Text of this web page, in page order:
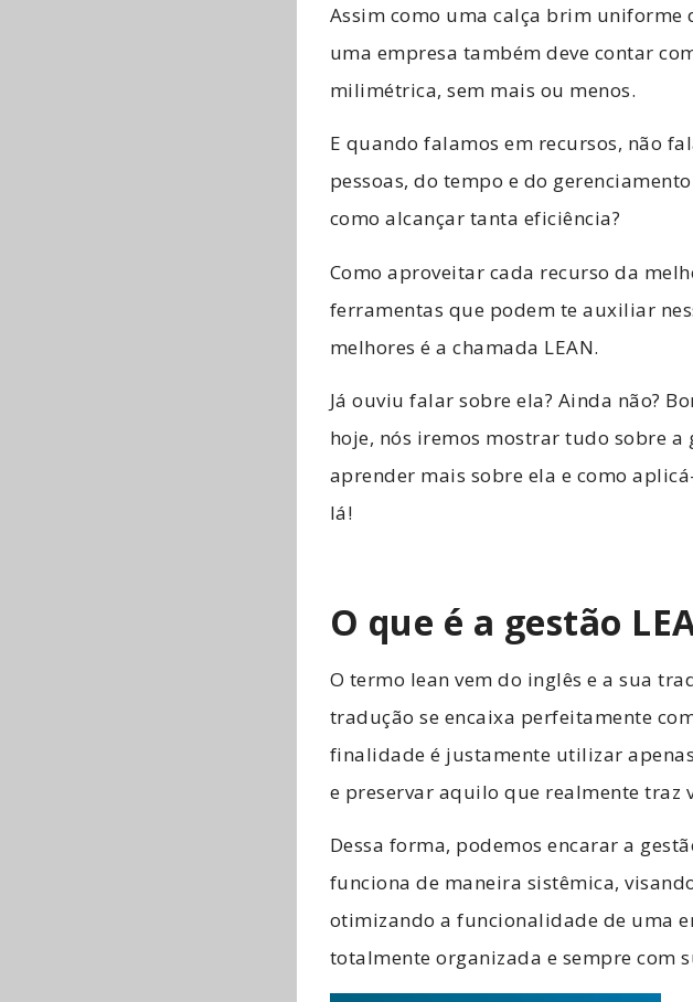
Assim como uma calça brim uniforme
uma empresa também deve contar
milimétrica, sem mais ou menos.
E quando falamos em recursos, não
pessoas, do tempo e do
como alcançar tanta eficiência?
Como aproveitar cada recurso da
ferramentas que podem te auxiliar
melhores é a chamada LEAN.
Já ouviu falar sobre ela? Ainda não?
hoje, nós iremos mostrar tudo sobre a
aprender mais sobre ela e como
lá!
O que é a gestão
O termo lean vem do inglês e a sua
tradução se encaixa perfeitamente
finalidade é justamente utilizar
e preservar aquilo que realmente traz
Dessa forma, podemos encarar a
funciona de maneira sistêmica,
otimizando a funcionalidade de uma
totalmente organizada e sempre com